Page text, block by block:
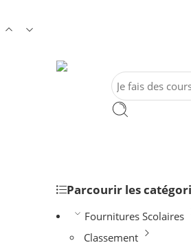
Parcourir les
Fournitures Scolaires
Classement